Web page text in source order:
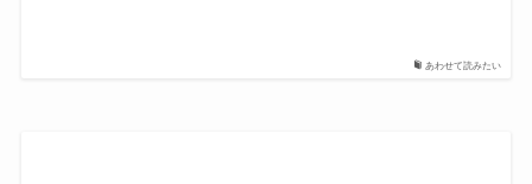
あわせて読みたい